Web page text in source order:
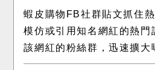
蝦皮購物FB社群貼文抓住
模仿或引用知名網紅的熱門
該網紅的粉絲群，迅速擴大
趣味性高，引發共鳴：以「